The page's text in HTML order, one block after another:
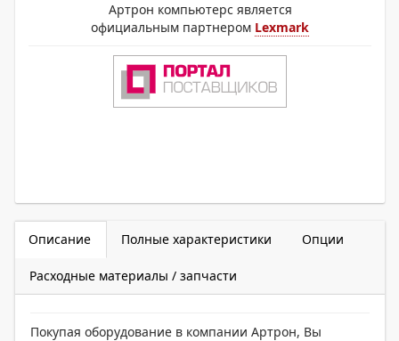
Артрон компьютерс является
официальным партнером Lexmark
Описание Полные характеристики Опции
Расходные материалы / запчасти
Покупая оборудование в компании Артрон, Вы